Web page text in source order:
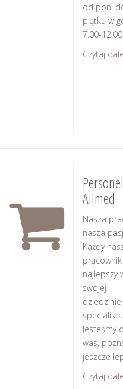
od pon.
piątku w
7.00-
Czytaj
Personel
Allmed
Nasza
nasza
Każdy
najlepszy
swojej
dziedzinie
Jesteśmy
was,
jeszcze
Czytaj